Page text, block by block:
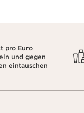
pro Euro
und gegen
eintauschen